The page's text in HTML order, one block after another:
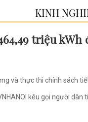
KINH
triệu kWh
và thực thi chính sách
kêu gọi người dân